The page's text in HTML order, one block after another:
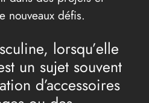
nouveaux défis.
lorsqu’elle
un sujet souvent
d’accessoires